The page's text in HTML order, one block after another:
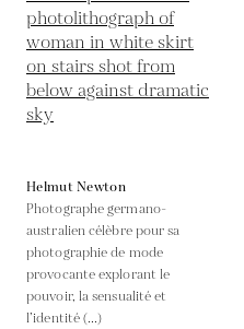
Helmut Newton
Photographe germano-
australien célèbre pour sa
photographie de mode
provocante explorant le
pouvoir, la sensualité et
l’identité (...)